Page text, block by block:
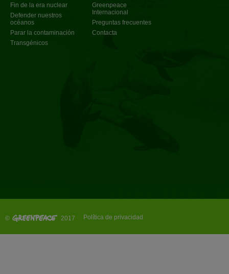
Fin de la era nuclear
Defender nuestros
océanos
Parar la contaminación
Transgénicos
Greenpeace
Internacional
Preguntas frecuentes
Contacta
© 2017 Política de privacidad